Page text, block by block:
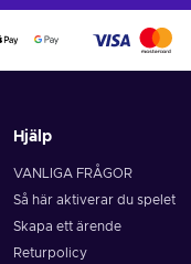
Hjälp
VANLIGA FRÅGOR
Så här aktiverar du spelet
Skapa ett ärende
Returpolicy